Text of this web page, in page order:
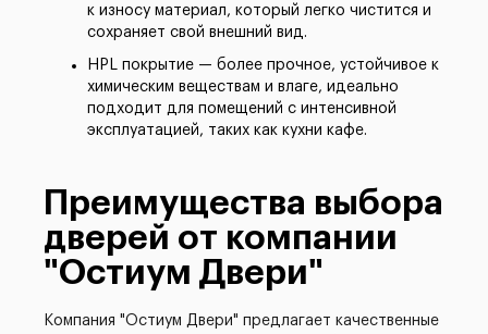
к износу материал, который легко чистится и
сохраняет свой внешний вид.
HPL покрытие — более прочное, устойчивое к
химическим веществам и влаге, идеально
подходит для помещений с интенсивной
эксплуатацией, таких как кухни кафе.
Преимущества выбора
дверей от компании
"Остиум Двери"
Компания "Остиум Двери" предлагает качественные